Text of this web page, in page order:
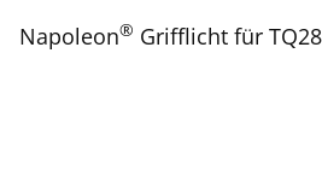
Napoleon® Grifflicht für